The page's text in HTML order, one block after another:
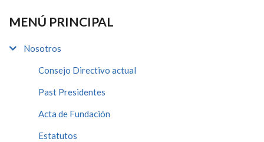
MENÚ PRINCIPAL
Nosotros
Consejo Directivo actual
Past Presidentes
Acta de Fundación
Estatutos